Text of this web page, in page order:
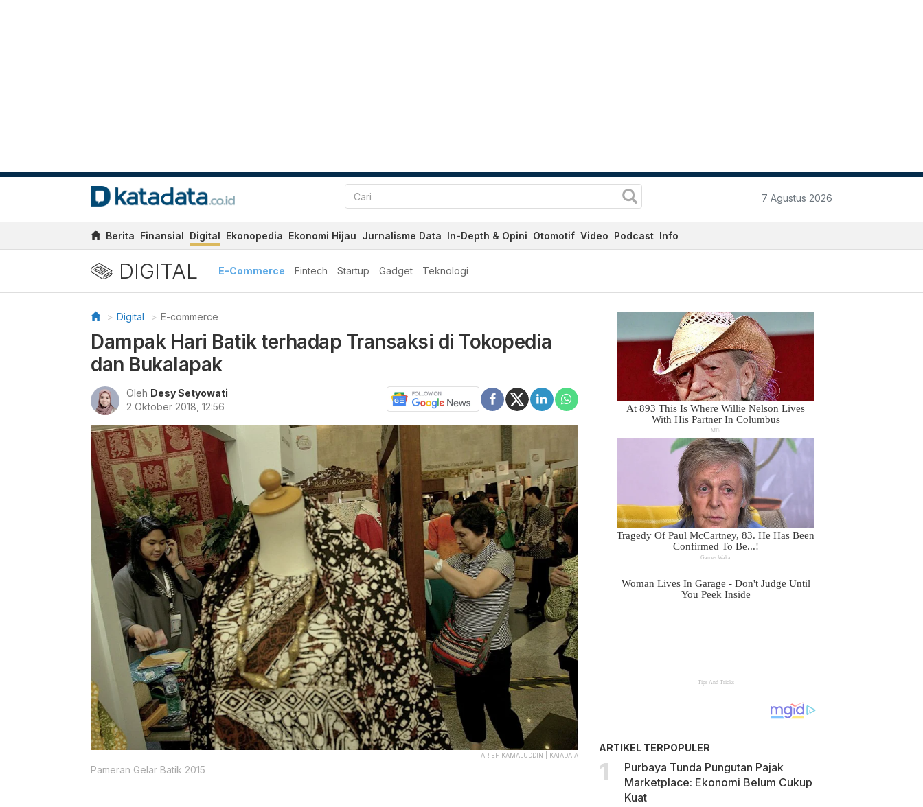
7 Agustus 2026
Berita Finansial Digital Ekonopedia Ekonomi Hijau Jurnalisme Data In-Depth & Opini Otomotif Video Podcast Info
DIGITAL E-Commerce Fintech Startup Gadget Teknologi
Digital E-commerce
Dampak Hari Batik terhadap Transaksi di Tokopedia
dan Bukalapak
Oleh Desy Setyowati
2 Oktober 2018, 12:56
ARIEF KAMALUDDIN | KATADATA
Pameran Gelar Batik 2015
ARTIKEL TERPOPULER
Purbaya Tunda Pungutan Pajak
Marketplace: Ekonomi Belum Cukup
Kuat